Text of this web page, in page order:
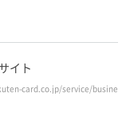
card.co.jp/service/